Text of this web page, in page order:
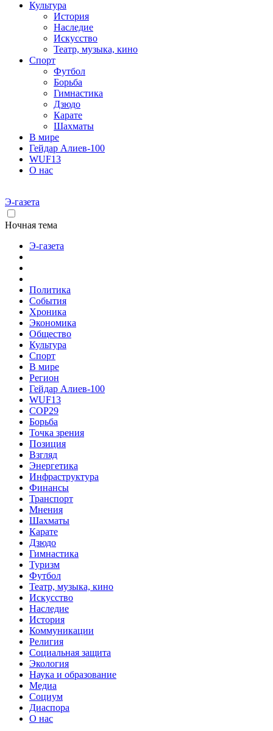
Культура
История
Наследие
Искусство
Театр, музыка, кино
Спорт
Футбол
Борьба
Гимнастика
Дзюдо
Карате
Шахматы
В мире
Гейдар Алиев-100
WUF13
О нас
Э-газета
Ночная тема
Э-газета
Политика
События
Хроника
Экономика
Общество
Культура
Спорт
В мире
Регион
Гейдар Алиев-100
WUF13
COP29
Борьба
Точка зрения
Позиция
Взгляд
Энергетика
Инфраструктура
Финансы
Транспорт
Мнения
Шахматы
Карате
Дзюдо
Гимнастика
Туризм
Футбол
Театр, музыка, кино
Искусство
Наследие
История
Коммуникации
Религия
Социальная защита
Экология
Наука и образование
Медиа
Социум
Диаспора
О нас